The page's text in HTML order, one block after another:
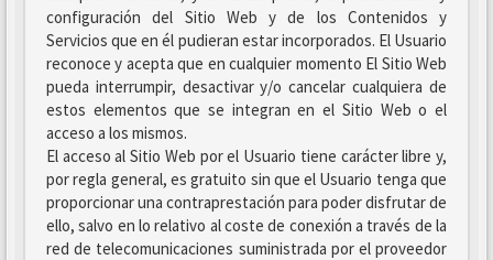
configuración del Sitio Web y de los Contenidos y
Servicios que en él pudieran estar incorporados. El Usuario
reconoce y acepta que en cualquier momento El Sitio Web
pueda interrumpir, desactivar y/o cancelar cualquiera de
estos elementos que se integran en el Sitio Web o el
acceso a los mismos.
El acceso al Sitio Web por el Usuario tiene carácter libre y,
por regla general, es gratuito sin que el Usuario tenga que
proporcionar una contraprestación para poder disfrutar de
ello, salvo en lo relativo al coste de conexión a través de la
red de telecomunicaciones suministrada por el proveedor